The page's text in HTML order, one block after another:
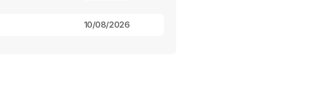
10/08/2026